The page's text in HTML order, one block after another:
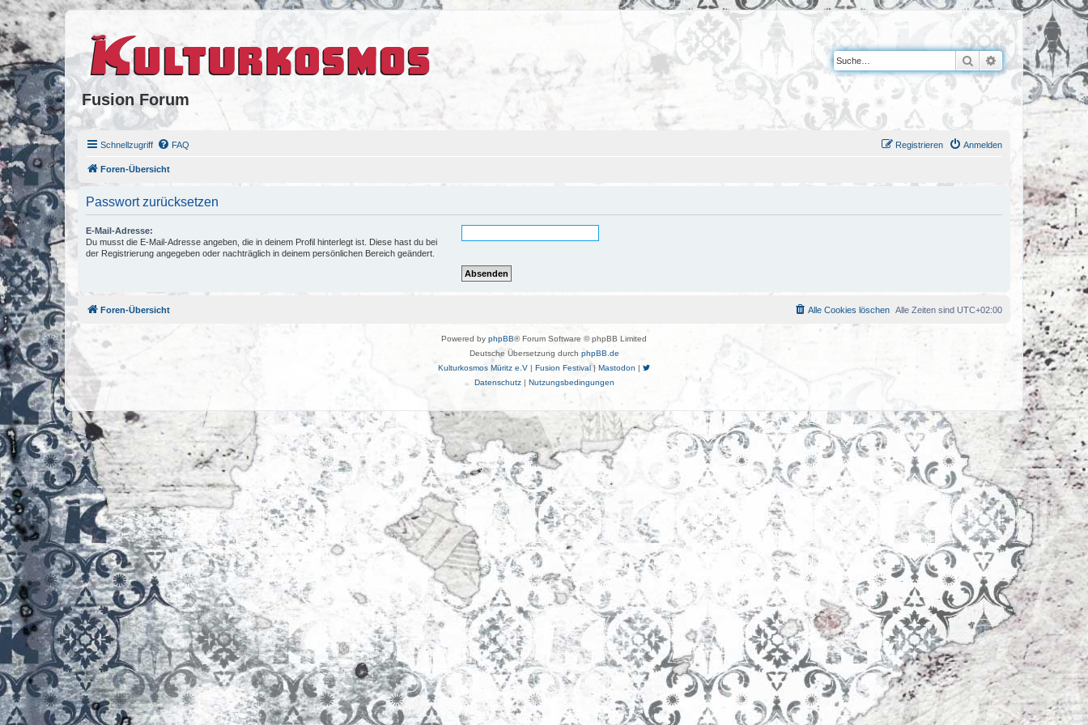
Fusion Forum
Suche Erweiterte Suche
Schnellzugriff FAQ Anmelden
Registrieren
Foren-Übersicht
Passwort zurücksetzen
E-Mail-Adresse:
Du musst die E-Mail-Adresse angeben, die in deinem Profil hinterlegt ist. Diese hast du bei
der Registrierung angegeben oder nachträglich in deinem persönlichen Bereich geändert.
Foren-Übersicht Alle Zeiten sind UTC+02:00
Alle Cookies löschen
Powered by phpBB® Forum Software © phpBB Limited
Deutsche Übersetzung durch phpBB.de
Kulturkosmos Müritz e.V | Fusion Festival| Mastodon |
Datenschutz| Nutzungsbedingungen